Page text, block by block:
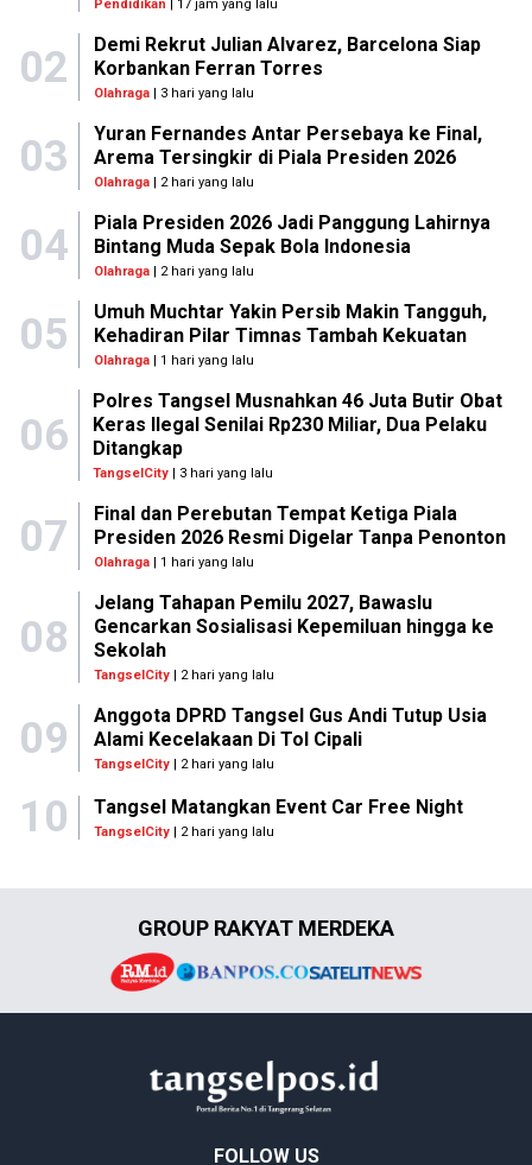
Pendidikan | 17 jam yang lalu
02
Demi Rekrut Julian Alvarez, Barcelona Siap
Korbankan Ferran Torres
Olahraga| 3 hari yang lalu
03
Yuran Fernandes Antar Persebaya ke Final,
Arema Tersingkir di Piala Presiden 2026
Olahraga| 2 hari yang lalu
04
Piala Presiden 2026 Jadi Panggung Lahirnya
Bintang Muda Sepak Bola Indonesia
Olahraga| 2 hari yang lalu
05
Umuh Muchtar Yakin Persib Makin Tangguh,
Kehadiran Pilar Timnas Tambah Kekuatan
Olahraga| 1 hari yang lalu
06
Polres Tangsel Musnahkan 46 Juta Butir Obat
Keras Ilegal Senilai Rp230 Miliar, Dua Pelaku
Ditangkap
TangselCity | 3 hari yang lalu
07
Final dan Perebutan Tempat Ketiga Piala
Presiden 2026 Resmi Digelar Tanpa Penonton
Olahraga| 1 hari yang lalu
08
Jelang Tahapan Pemilu 2027, Bawaslu
Gencarkan Sosialisasi Kepemiluan hingga ke
Sekolah
TangselCity| 2 hari yang lalu
09
Anggota DPRD Tangsel Gus Andi Tutup Usia
Alami Kecelakaan Di Tol Cipali
TangselCity| 2 hari yang lalu
10 Tangsel Matangkan Event Car Free Night
TangselCity | 2 hari yang lalu
GROUP RAKYAT MERDEKA
FOLLOW US